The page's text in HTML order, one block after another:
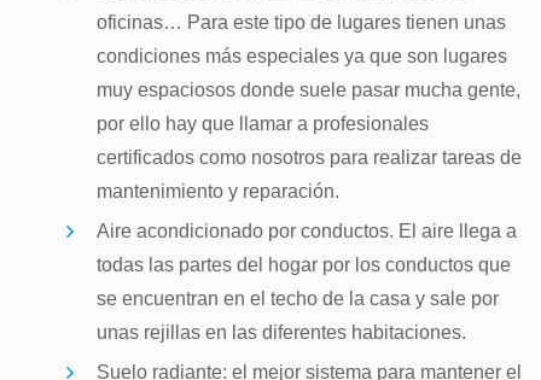
oficinas… Para este tipo de lugares tienen unas
condiciones más especiales ya que son lugares
muy espaciosos donde suele pasar mucha gente,
por ello hay que llamar a profesionales
certificados como nosotros para realizar tareas de
mantenimiento y reparación.
Aire acondicionado por conductos. El aire llega a
todas las partes del hogar por los conductos que
se encuentran en el techo de la casa y sale por
unas rejillas en las diferentes habitaciones.
Suelo radiante: el mejor sistema para mantener el